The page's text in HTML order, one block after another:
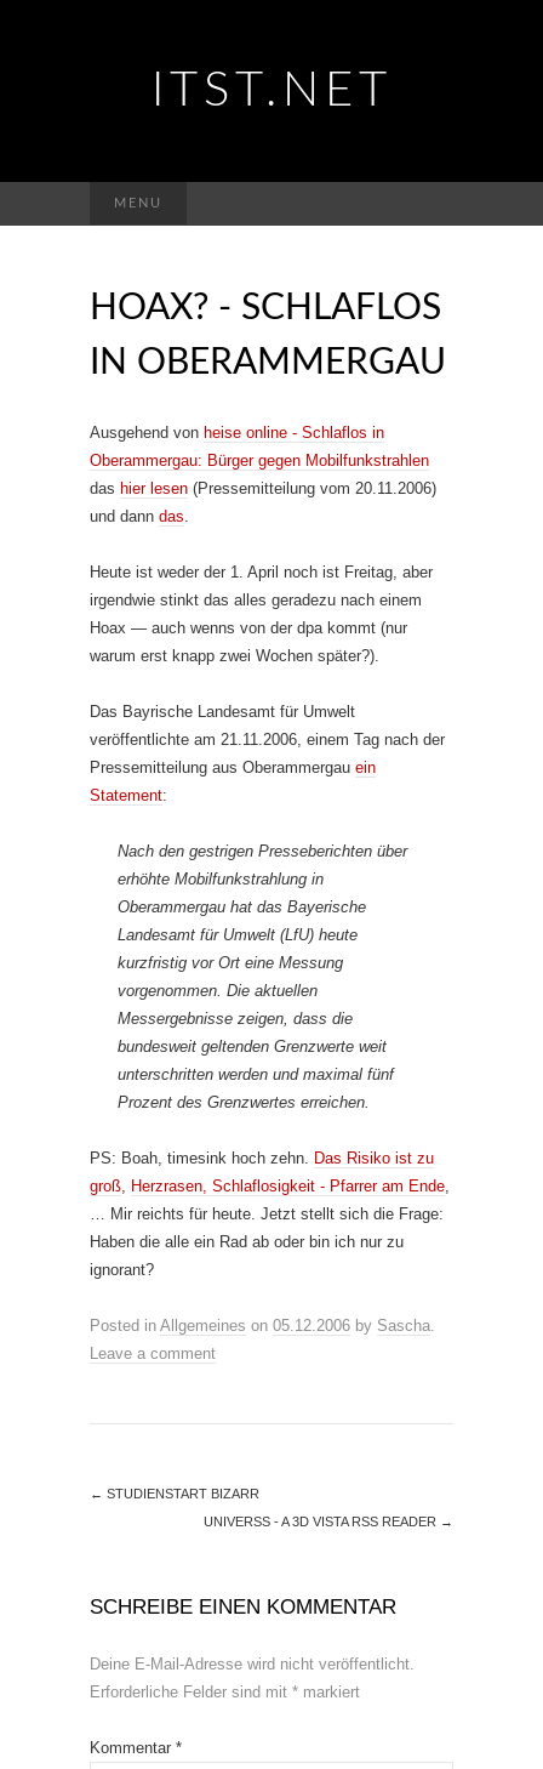
ITST.NET
MENU
nach:
HOAX? - SCHLAFLOS
IN OBERAMMERGAU
Ausgehend von heise online - Schlaflos in
Oberammergau: Bürger gegen Mobilfunkstrahlen
das hier lesen (Pressemitteilung vom 20.11.2006)
und dann das.
Heute ist weder der 1. April noch ist Freitag, aber
irgendwie stinkt das alles geradezu nach einem
Hoax — auch wenns von der dpa kommt (nur
warum erst knapp zwei Wochen später?).
Das Bayrische Landesamt für Umwelt
veröffentlichte am 21.11.2006, einem Tag nach der
Pressemitteilung aus Oberammergau ein
Statement:
Nach den gestrigen Presseberichten über
erhöhte Mobilfunkstrahlung in
Oberammergau hat das Bayerische
Landesamt für Umwelt (LfU) heute
kurzfristig vor Ort eine Messung
vorgenommen. Die aktuellen
Messergebnisse zeigen, dass die
bundesweit geltenden Grenzwerte weit
unterschritten werden und maximal fünf
Prozent des Grenzwertes erreichen.
PS: Boah, timesink hoch zehn. Das Risiko ist zu
groß, Herzrasen, Schlaflosigkeit - Pfarrer am Ende,
… Mir reichts für heute. Jetzt stellt sich die Frage:
Haben die alle ein Rad ab oder bin ich nur zu
ignorant?
Posted in Allgemeines on 05.12.2006 by Sascha.
Leave a comment
← STUDIENSTART BIZARR
UNIVERSS - A 3D VISTA RSS READER →
SCHREIBE EINEN KOMMENTAR
Deine E-Mail-Adresse wird nicht veröffentlicht.
Erforderliche Felder sind mit * markiert
Kommentar *